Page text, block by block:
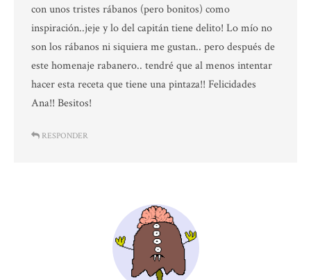
con unos tristes rábanos (pero bonitos) como
inspiración..jeje y lo del capitán tiene delito! Lo mío no
son los rábanos ni siquiera me gustan.. pero después de
este homenaje rabanero.. tendré que al menos intentar
hacer esta receta que tiene una pintaza!! Felicidades
Ana!! Besitos!
RESPONDER